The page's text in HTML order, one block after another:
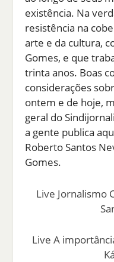
existência. Na
resistência na
arte e da cultura,
Gomes, e que
trinta anos. Boas
considerações
ontem e de hoje,
geral do
a gente publica
Roberto Santos
Gomes.
Live Jornalismo
Live A